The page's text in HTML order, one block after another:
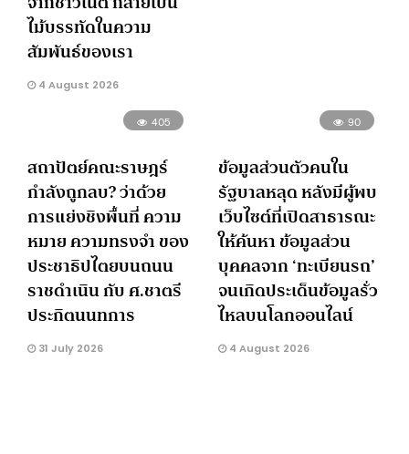
ไม้บรรทัดในความ
สัมพันธ์ของเรา
4 August 2026
405
สถาปัตย์คณะราษฎร์
กำลังถูกลบ? ว่าด้วย
การแย่งชิงพื้นที่ ความ
หมาย ความทรงจำ ของ
ประชาธิปไตยบนถนน
ราชดำเนิน กับ ศ.ชาตรี
ประกิตนนทการ
31 July 2026
90
ข้อมูลส่วนตัวคนใน
รัฐบาลหลุด หลังมีผู้พบ
เว็บไซต์ที่เปิดสาธารณะ
ให้ค้นหา ข้อมูลส่วน
บุคคลจาก ‘ทะเบียนรถ’
จนเกิดประเด็นข้อมูลรั่ว
ไหลบนโลกออนไลน์
4 August 2026